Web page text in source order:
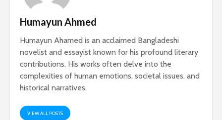
Humayun Ahmed
Humayun Ahamed is an acclaimed Bangladeshi
novelist and essayist known for his profound literary
contributions. His works often delve into the
complexities of human emotions, societal issues, and
historical narratives.
VIEW ALL POSTS